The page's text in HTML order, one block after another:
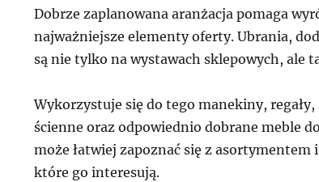
Dobrze zaplanowana aranżacja pomaga
najważniejsze elementy oferty. Ubrania,
są nie tylko na wystawach sklepowych, ale
Wykorzystuje się do tego manekiny,
ścienne oraz odpowiednio dobrane meble
może łatwiej zapoznać się z asortymentem
które go interesują.